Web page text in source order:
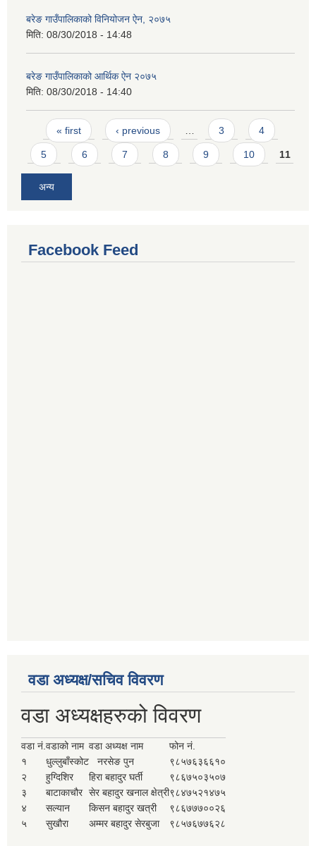
बरेङ गाउँपालिकाको विनियोजन ऐन, २०७५
मिति: 08/30/2018 - 14:48
बरेङ गाउँपालिकाको आर्थिक ऐन २०७५
मिति: 08/30/2018 - 14:40
Pages
« first ‹ previous 3 4
5 6 7 8 9 10 11
अन्य
Facebook Feed
वडा अध्यक्ष/सचिव विवरण
वडा अध्यक्षहरुको विवरण
वडा नं.वडाको नाम वडा अध्यक्ष नाम
फोन नं.
१
धुल्लुबाँस्कोट नरसेङ पुन
९८५७६३६६१०
२
हुग्दिशिर हिरा बहादुर घर्ती
९८६७५०३५०७
३
बाटाकाचौर सेर बहादुर खनाल क्षेत्री९८४७५२१४७५
४
सल्यान किसन बहादुर खत्री
९८६७७७००२६
५
सुखौरा अम्मर बहादुर सेरबुजा ९८५७६७७६२८